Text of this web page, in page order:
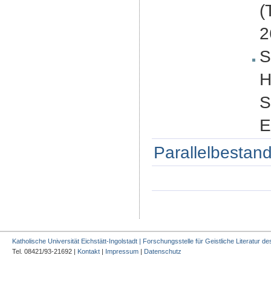
Katholische Universität Eichstätt-Ingolstadt | Forschungsstelle für Geistliche Literatur
Tel. 08421/93-21692 | Kontakt | Impressum | Datenschutz